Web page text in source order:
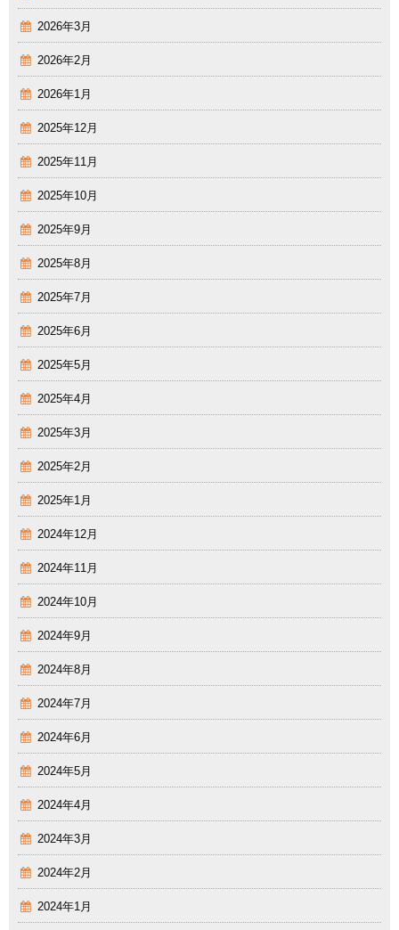
2026年3月
2026年2月
2026年1月
2025年12月
2025年11月
2025年10月
2025年9月
2025年8月
2025年7月
2025年6月
2025年5月
2025年4月
2025年3月
2025年2月
2025年1月
2024年12月
2024年11月
2024年10月
2024年9月
2024年8月
2024年7月
2024年6月
2024年5月
2024年4月
2024年3月
2024年2月
2024年1月